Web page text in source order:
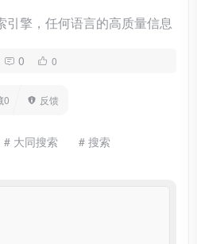
引擎，任何语言的高质量信息
0 0
0 反馈
# 大同搜索
# 搜索